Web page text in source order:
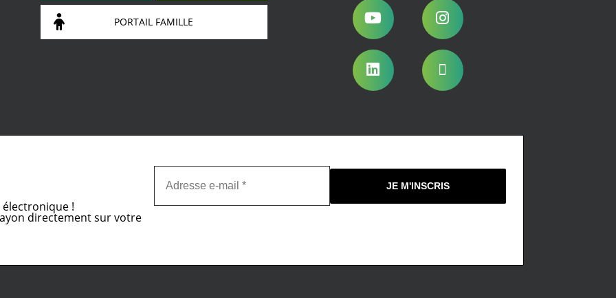
PORTAIL FAMILLE
!
directement sur votre